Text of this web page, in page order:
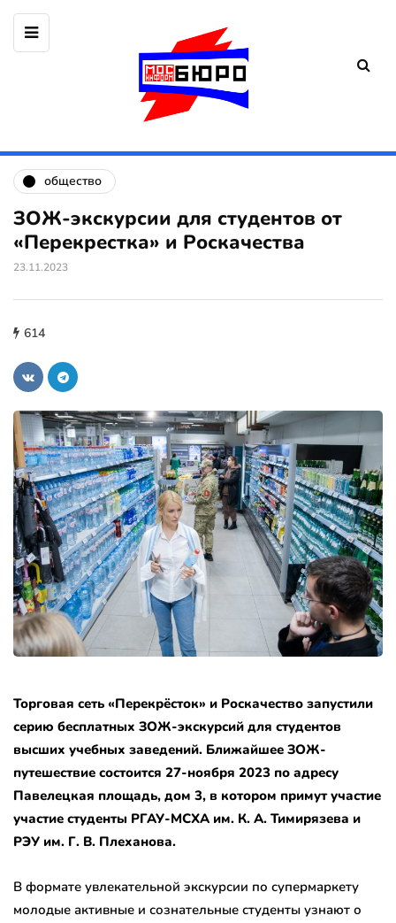
общество
ЗОЖ-экскурсии для студентов от
«Перекрестка» и Роскачества
23.11.2023
614
Торговая сеть «Перекрёсток» и Роскачество запустили
серию бесплатных ЗОЖ-экскурсий для студентов
высших учебных заведений. Ближайшее ЗОЖ-
путешествие состоится 27-ноября 2023 по адресу
Павелецкая площадь, дом 3, в котором примут участие
участие студенты РГАУ-МСХА им. К. А. Тимирязева и
РЭУ им. Г. В. Плеханова.
В формате увлекательной экскурсии по супермаркету
молодые активные и сознательные студенты узнают о